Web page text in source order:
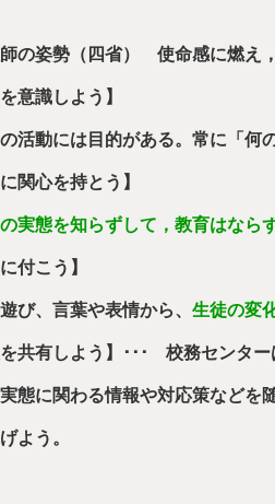
の姿勢（四省） 使命感に燃え
を意識しよう】
活動には目的がある。常に「何
に関心を持とう】
の実態を知らずして，教育はなら
付こう】
び、言葉や表情から、生徒の変
を共有しよう】･･･ 校務センタ
態に関わる情報や対応策などを
よう。